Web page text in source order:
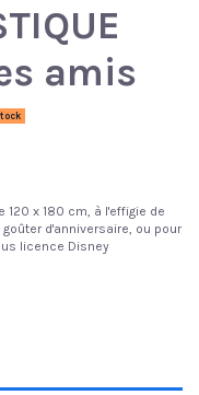
amis
120 x 180 cm, à l'effigie de
d'anniversaire, ou pour
licence Disney